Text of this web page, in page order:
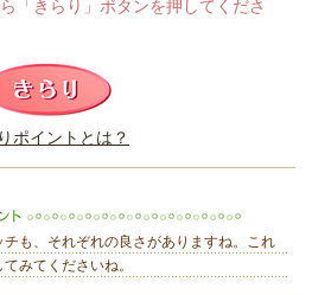
したか？
「きらり」ボタンを押してくださ
ポイントとは？
も、それぞれの良さがありますね。これ
みてくださいね。